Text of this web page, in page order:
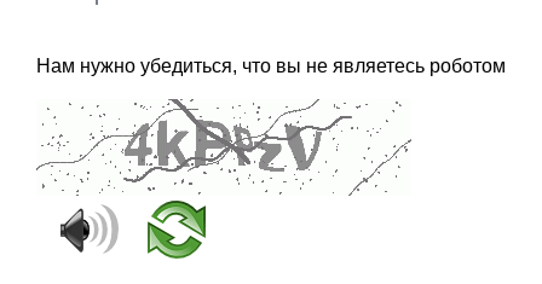
Нам нужно убедиться, что вы не являетесь роботом